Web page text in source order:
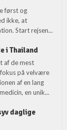
først og
ikke, at
Start rejsen...
i Thailand
af de mest
på velvære
af en lang
en unik...
daglige